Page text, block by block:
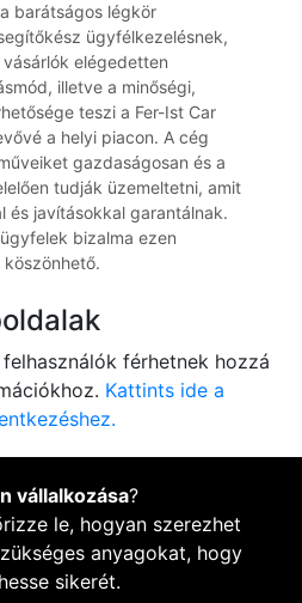
barátságos légkör
ügyfélkezelésnek,
elégedetten
illetve a minőségi,
teszi a Fer-Ist Car
a helyi piacon. A cég
gazdaságosan és a
tudják üzemeltetni, amit
és javításokkal garantálnak.
bizalma ezen
férhetnek hozzá
Kattints ide a
vállalkozása?
le, hogyan szerezhet
anyagokat, hogy
sikerét.